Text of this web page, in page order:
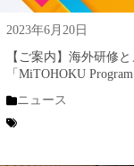
2023年6月20日
【ご案内】海外研修
「MiTOHOKU
ニュース